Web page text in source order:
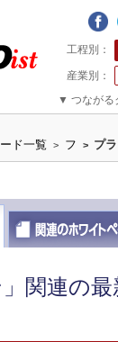
▼ つながる
ド一覧 > フ > プ
」関連の